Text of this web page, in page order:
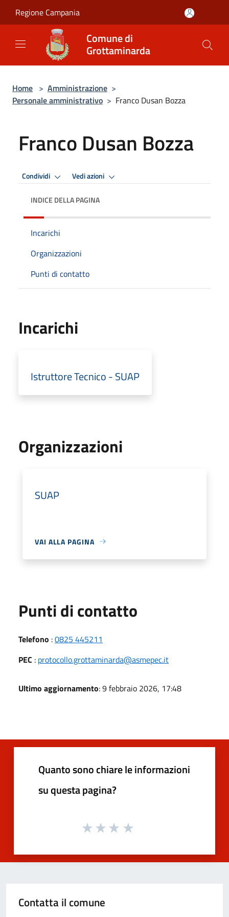
Regione Campania
Comune di
Grottaminarda
Home > Amministrazione >
Personale amministrativo > Franco Dusan Bozza
Franco Dusan Bozza
Condividi Vedi azioni
INDICE DELLA PAGINA
Incarichi
Organizzazioni
Punti di contatto
Incarichi
Istruttore Tecnico - SUAP
Organizzazioni
SUAP
VAI ALLA PAGINA
Punti di contatto
Telefono :0825 445211
PEC : protocollo.grottaminarda@asmepec.it
Ultimo aggiornamento: 9 febbraio 2026, 17:48
Quanto sono chiare le informazioni
su questa pagina?
Contatta il comune